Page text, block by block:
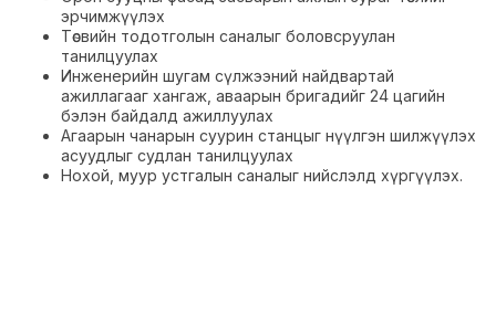
эрчимжүүлэх
Төсвийн тодотголын саналыг боловсруулан
танилцуулах
Инженерийн шугам сүлжээний найдвартай
ажиллагааг хангаж, аваарын бригадийг 24 цагийн
бэлэн байдалд ажиллуулах
Агаарын чанарын суурин станцыг нүүлгэн шилжүүлэх
асуудлыг судлан танилцуулах
Нохой, муур устгалын саналыг нийслэлд хүргүүлэх.